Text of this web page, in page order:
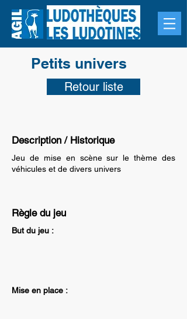
Petits univers
Retour liste
Description / Historique
Jeu de mise en scène sur le thème des
véhicules et de divers univers
Règle du jeu
But du jeu :
Mise en place :